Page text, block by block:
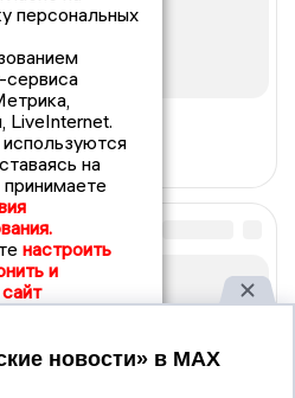
персональных
сервиса
LiveInternet.
на
настроить
и